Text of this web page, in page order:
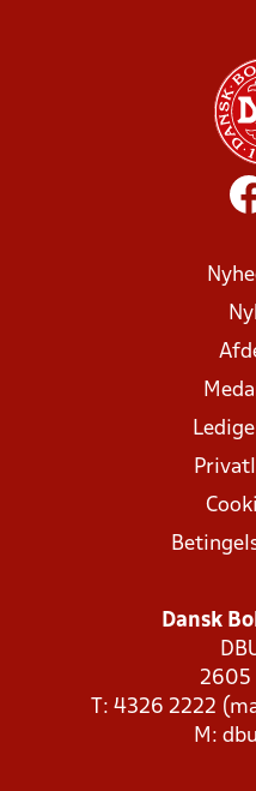
Dansk
2605
T: 4326 2222
M: